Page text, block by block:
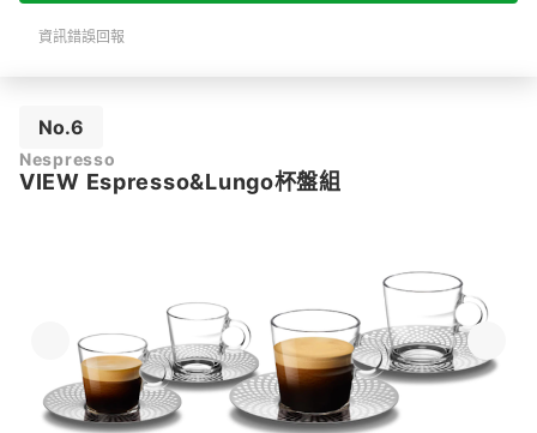
資訊錯誤回報
No.6
Nespresso
VIEW Espresso&Lungo杯盤組